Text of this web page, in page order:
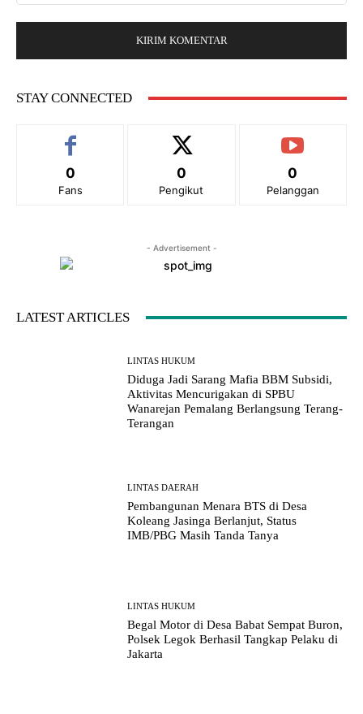
:b
:
STAY CONNECTED
0
Fans
0
Pengikut
0
Pelanggan
- Advertisement -
LATEST ARTICLES
LINTAS HUKUM
Diduga Jadi Sarang Mafia BBM Subsidi,
Aktivitas Mencurigakan di SPBU
Wanarejan Pemalang Berlangsung Terang-
Terangan
LINTAS DAERAH
Pembangunan Menara BTS di Desa
Koleang Jasinga Berlanjut, Status
IMB/PBG Masih Tanda Tanya
LINTAS HUKUM
Begal Motor di Desa Babat Sempat Buron,
Polsek Legok Berhasil Tangkap Pelaku di
Jakarta